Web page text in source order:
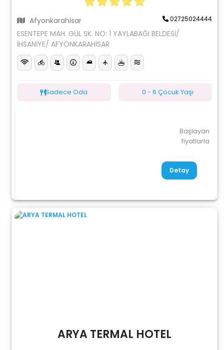
Afyonkarahisar 02725024444
ESENTEPE MAH. GÜL SK. NO: 1 YAYLABAĞI BELDESİ/
İHSANİYE/ AFYONKARAHİSAR
Sadece Oda 0 - 6 Çocuk Yaşı
Başlayan
fiyatlarla
Detay
ARYA TERMAL HOTEL